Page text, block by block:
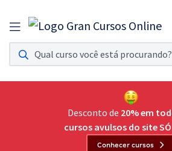
Assinatura Ilimitada 11
Acesso a todos os cursos. Teste grátis por 7 dias!
Assinatura OAB Até Passar
Acesso ilimitado a toda preparação para o Exame da
Desconto de 20% em
cursos avulsos do site SÓ
Conhecer cursos